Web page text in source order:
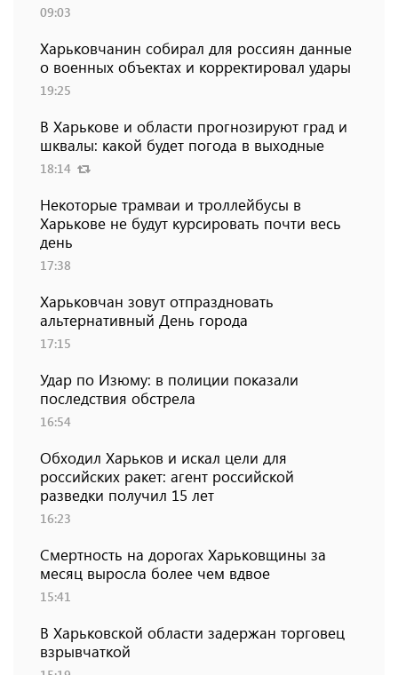
09:03
Харьковчанин собирал для россиян данные
о военных объектах и ​​корректировал удары
19:25
В Харькове и области прогнозируют град и
шквалы: какой будет погода в выходные
18:14
Некоторые трамваи и троллейбусы в
Харькове не будут курсировать почти весь
день
17:38
Харьковчан зовут отпраздновать
альтернативный День города
17:15
Удар по Изюму: в полиции показали
последствия обстрела
16:54
Обходил Харьков и искал цели для
российских ракет: агент российской
разведки получил 15 лет
16:23
Смертность на дорогах Харьковщины за
месяц выросла более чем вдвое
15:41
В Харьковской области задержан торговец
взрывчаткой